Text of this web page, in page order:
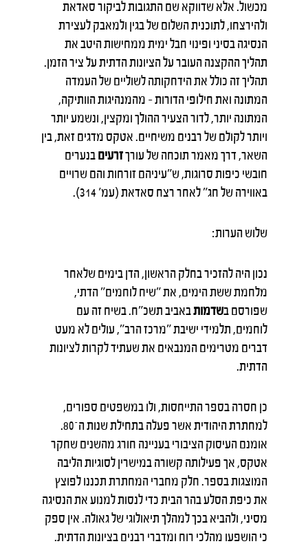
מכשול. אלא שדווקא שם התגובות לביקור סאדאת
ולהירצחו, לתוכנית השלום של בגין ולמאבק לעצירת
הנסיגה בסיני ופינוי חבל ימית ממחישות היטב את
תהליך ההקצנה העובר על הציונות הדתית על ציר הזמן.
תהליך זה כולל את הידחקותה לשוליים של העמדה
המתונה ואת חילופי הדורות – מהמנהיגות הוותיקה,
המתונה יותר, לדור הצעיר ההולך ומקצין, ונשמע יותר
ויותר לקולם של רבנים משיחיים. אטקס מדגים זאת, בין
השאר, דרך מאמר תוכחה של עורךזרעיםבנערים
חובשי כיפות סרוגות, ש"עיניהם זורחות והם שרויים
באווירה של חג" לאחר רצח סאדאת (עמ' 314).
שלוש הערות:
נכון היה להזכיר בחלק הראשון, הדן בימים שלאחר
מלחמת ששת הימים, את "שיח לוחמים" הדתי,
שפורסם בשדמותבאביב תשכ"ח. בשיח זה עם
לוחמים, תלמידי ישיבת "מרכז הרב", עולים לא מעט
דברים מטרימים המנבאים את שעתיד לקרות לציונות
הדתית.
כן חסרה בספר התייחסות, ולו במשפטים ספורים,
למחתרת היהודית אשר פעלה בתחילת שנות ה־80.
אומנם העיסוק הציבורי בעניינה חורג מהשנים שחקר
אטקס, אך פעילותה קשורה במישרין לסוגיות הליבה
המוצגות בספר. חלק מחברי המחתרת תכננו לפוצץ
את כיפת הסלע בהר הבית כדי לנסות למנוע את הנסיגה
מסיני, ולהביא בכך למהלך תיאולוגי של גאולה. אין ספק
כי הושפעו מהלכי רוח ומדברי רבנים בציונות הדתית.